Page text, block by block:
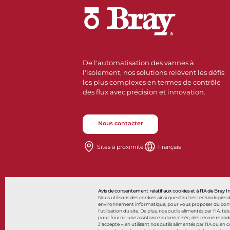
Avis de consentement relatif aux cookies et à l'IA de Bray
Nous utilisons des cookies ainsi que d'autres
environnement informatique, pour vous proposer du
l'utilisation du site. De plus, nos outils alimentés par l'IA,
pour fournir une assistance automatisée, des
J'accepte », en utilisant nos outils alimentés par l'IA ou
De l'automatisation des vannes à
l'isolement, nos solutions relèvent les défis
les plus complexes en termes de contrôle
des flux avec précision et innovation.
Nous contacter
Sites à proximité Français
© 2026 Bray International. Tous droits réservés